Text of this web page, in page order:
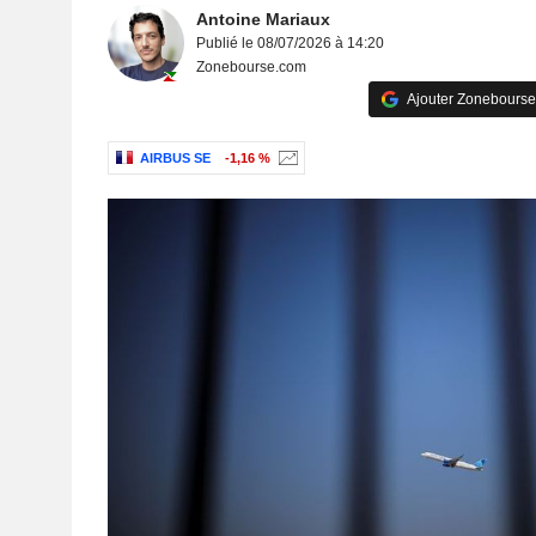
Antoine Mariaux
Publié le 08/07/2026 à 14:20
Zonebourse.com
Ajouter
AIRBUS SE -1,16 %